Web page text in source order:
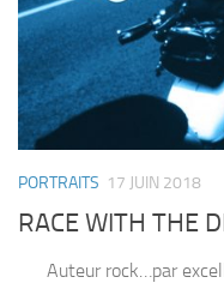
PORTRAITS 17 JUIN 2018
RACE WITH THE
Auteur rock…par